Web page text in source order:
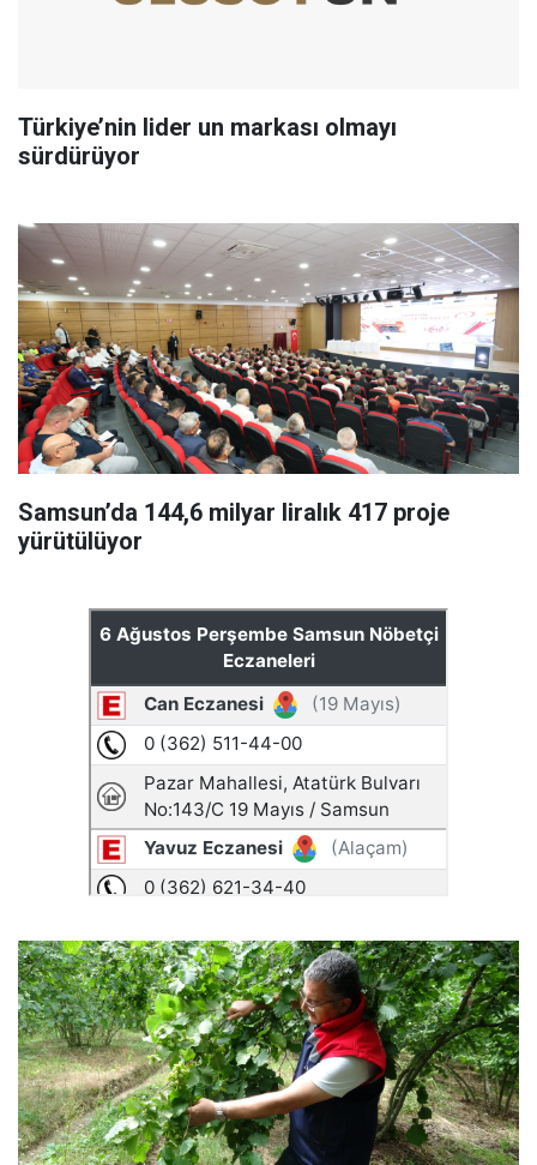
Türkiye’nin lider un markası olmayı
sürdürüyor
Samsun’da 144,6 milyar liralık 417 proje
yürütülüyor